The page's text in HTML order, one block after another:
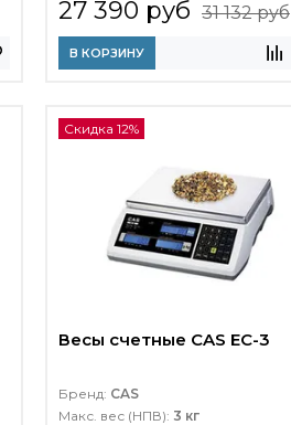
27 390 руб 31 132 руб
В КОРЗИНУ
Скидка 12%
Весы счетные CAS EC-3
Бренд: CAS
Макс. вес (НПВ): 3 кг